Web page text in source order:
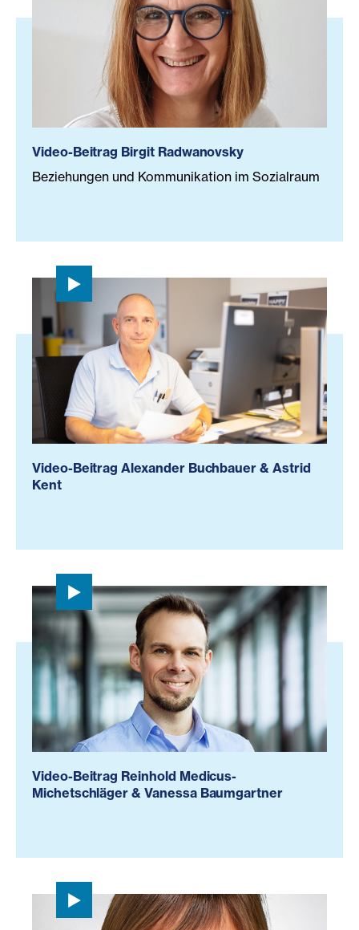
Video-Beitrag Birgit Radwanovsky
Beziehungen und Kommunikation im Sozialraum
Video-Beitrag Alexander Buchbauer & Astrid
Kent
Video-Beitrag Reinhold Medicus-
Michetschläger & Vanessa Baumgartner